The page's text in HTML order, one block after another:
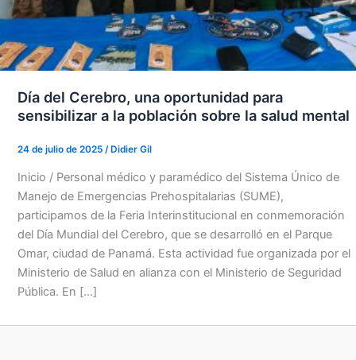
Día del Cerebro, una oportunidad para
sensibilizar a la población sobre la salud mental
24 de julio de 2025 / Didier Gil
Inicio / Personal médico y paramédico del Sistema Único de
Manejo de Emergencias Prehospitalarias (SUME),
participamos de la Feria Interinstitucional en conmemoración
del Día Mundial del Cerebro, que se desarrolló en el Parque
Omar, ciudad de Panamá. Esta actividad fue organizada por el
Ministerio de Salud en alianza con el Ministerio de Seguridad
Pública. En […]